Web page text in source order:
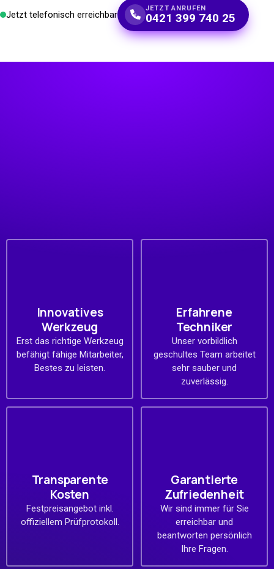
Jetzt telefonisch erreichbar
JETZT ANRUFEN
0421 399 740 25
Innovatives
Werkzeug
Erst das richtige Werkzeug
befähigt fähige Mitarbeiter,
Bestes zu leisten.
Erfahrene
Techniker
Unser vorbildlich
geschultes Team arbeitet
sehr sauber und
zuverlässig.
Transparente
Kosten
Festpreisangebot inkl.
offiziellem Prüfprotokoll.
Garantierte
Zufriedenheit
Wir sind immer für Sie
erreichbar und
beantworten persönlich
Ihre Fragen.